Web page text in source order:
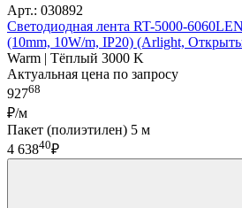
Арт.: 030892
Светодиодная лента RT-5000-
(10mm, 10W/m, IP20) (Arlight,
Warm | Тёплый 3000 K
Актуальная цена по запросу
92768
₽/м
Пакет (полиэтилен) 5 м
4 63840₽